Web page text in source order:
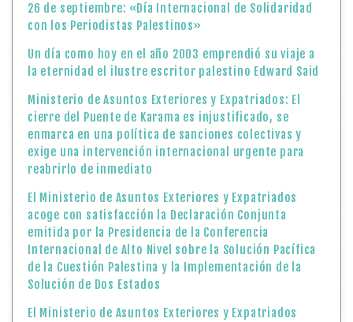
26 de septiembre: «Día Internacional de Solidaridad
con los Periodistas Palestinos»
Un día como hoy en el año 2003 emprendió su viaje a
la eternidad el ilustre escritor palestino Edward Said
Ministerio de Asuntos Exteriores y Expatriados: El
cierre del Puente de Karama es injustificado, se
enmarca en una política de sanciones colectivas y
exige una intervención internacional urgente para
reabrirlo de inmediato
El Ministerio de Asuntos Exteriores y Expatriados
acoge con satisfacción la Declaración Conjunta
emitida por la Presidencia de la Conferencia
Internacional de Alto Nivel sobre la Solución Pacífica
de la Cuestión Palestina y la Implementación de la
Solución de Dos Estados
El Ministerio de Asuntos Exteriores y Expatriados